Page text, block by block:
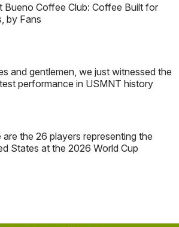
Bueno Coffee Club: Coffee Built for
by Fans
and gentlemen, we just witnessed the
performance in USMNT history
are the 26 players representing the
States at the 2026 World Cup